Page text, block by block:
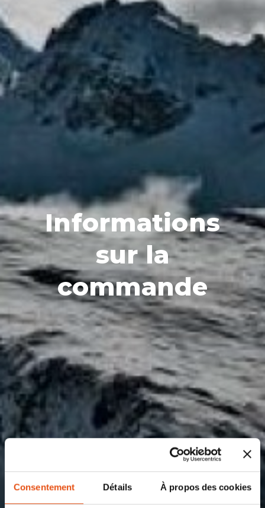
Consentement Détails À propos des cookies
Informations
sur la
commande